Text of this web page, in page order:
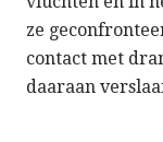
ze
contact met
daaraan